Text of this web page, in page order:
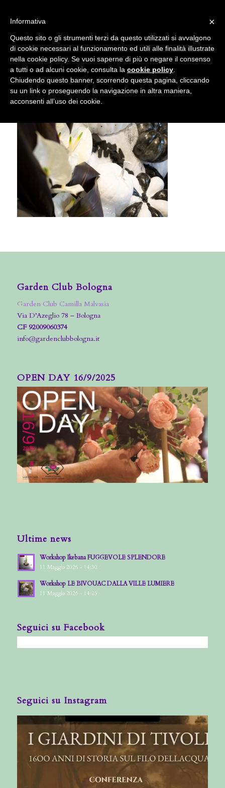
Mostra Feste d’inverno 2018
Garden Club Bologna
Garden Club Camilla Malvasia
Via D’Azeglio 78 – Bologna
CF 92009060374
info@gardenclubbologna.it
OPEN DAY 16/9/2025
Ultime news
Workshop Ikebana FUGGEVOLE SPLENDORE
11 Maggio 2026 - 14:30
Workshop LE BIVOUAC DALLA VILLE LUMIERE
11 Maggio 2026 - 14:25
Seguici su Facebook
Seguici su Instagram
accetta l'uso dei cookies previsto nella pagina dedicata.
Fai clic per abilitare/disabilitare il tracciamento di
Google Analytics.
OK Privacy e cookie policy
×
Informativa
Questo sito o gli strumenti terzi da questo utilizzati si avvalgono
di cookie necessari al funzionamento ed utili alle finalità illustrate
nella cookie policy. Se vuoi saperne di più o negare il consenso
a tutti o ad alcuni cookie, consulta la cookie policy
Chiudendo questo banner, scorrendo questa pagina, cliccando
su un link o proseguendo la navigazione in altra maniera,
acconsenti all’uso dei cookie.